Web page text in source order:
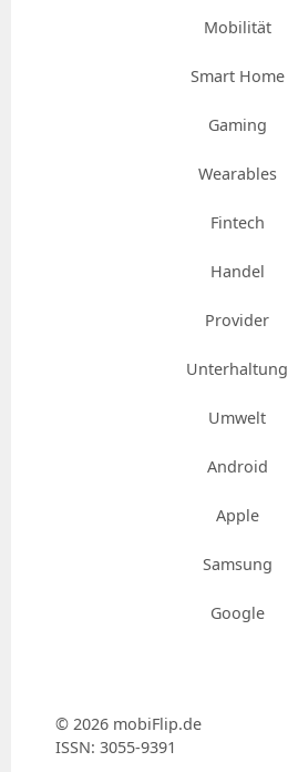
Mobilität
Smart Home
Gaming
Wearables
Fintech
Handel
Provider
Unterhaltung
Umwelt
Android
Apple
Samsung
Google
© 2026 mobiFlip.de
ISSN: 3055-9391